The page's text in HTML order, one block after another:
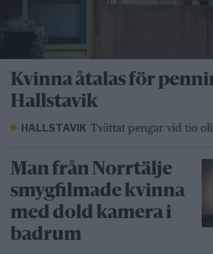
Kvinna åtalas för
Hallstavik
HALLSTAVIK Tvättat pengar vid tio
Man från Norrtälje
smygfilmade kvinna
med dold kamera i
badrum